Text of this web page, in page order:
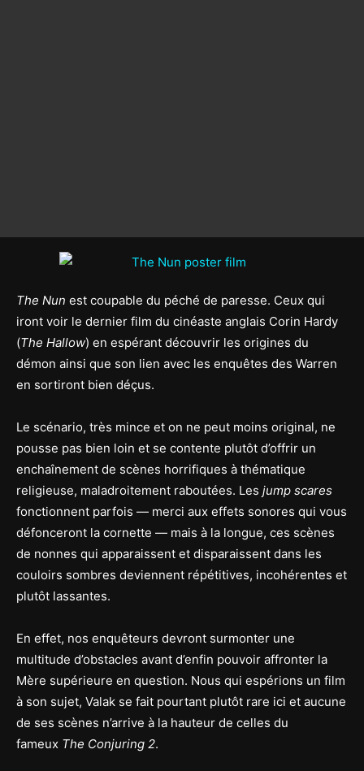
The Nun est coupable du péché de paresse. Ceux qui
iront voir le dernier film du cinéaste anglais Corin Hardy
(The Hallow) en espérant découvrir les origines du
démon ainsi que son lien avec les enquêtes des Warren
en sortiront bien déçus.
Le scénario, très mince et on ne peut moins original, ne
pousse pas bien loin et se contente plutôt d’offrir un
enchaînement de scènes horrifiques à thématique
religieuse, maladroitement raboutées. Les jump scares
fonctionnent parfois — merci aux effets sonores qui vous
défonceront la cornette — mais à la longue, ces scènes
de nonnes qui apparaissent et disparaissent dans les
couloirs sombres deviennent répétitives, incohérentes et
plutôt lassantes.
En effet, nos enquêteurs devront surmonter une
multitude d’obstacles avant d’enfin pouvoir affronter la
Mère supérieure en question. Nous qui espérions un film
à son sujet, Valak se fait pourtant plutôt rare ici et aucune
de ses scènes n’arrive à la hauteur de celles du
fameux The Conjuring 2.